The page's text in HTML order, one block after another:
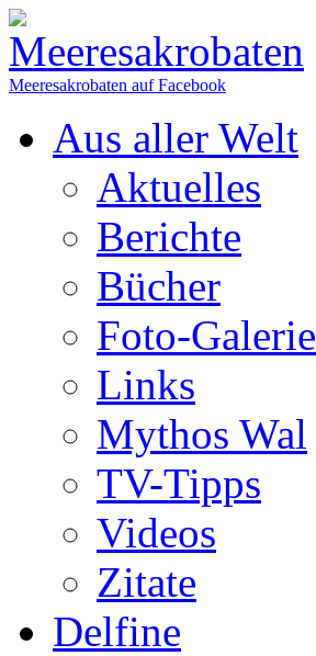
Meeresakrobaten auf Facebook
Aus aller Welt
Aktuelles
Berichte
Bücher
Foto-Galerie
Links
Mythos Wal
TV-Tipps
Videos
Zitate
Delfine